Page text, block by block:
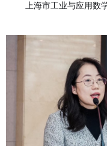
上海市工业与应用数